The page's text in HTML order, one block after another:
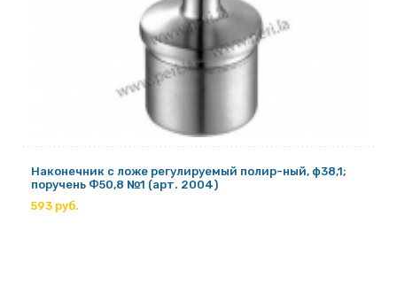
Наконечник с ложе регулируемый полир-ный, ф38,1;
поручень Ф50,8 №1 (арт. 2004)
593 руб.